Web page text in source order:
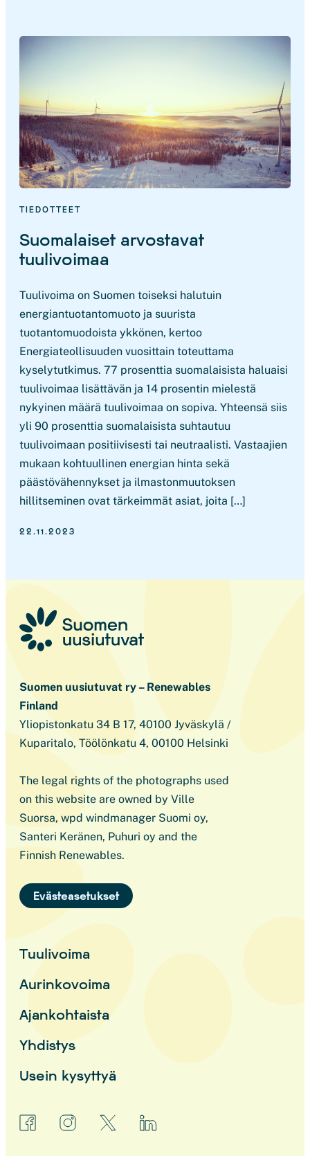
TIEDOTTEET
Suomalaiset arvostavat
tuulivoimaa
Tuulivoima on Suomen toiseksi halutuin
energiantuotantomuoto ja suurista
tuotantomuodoista ykkönen, kertoo
Energiateollisuuden vuosittain toteuttama
kyselytutkimus. 77 prosenttia suomalaisista haluaisi
tuulivoimaa lisättävän ja 14 prosentin mielestä
nykyinen määrä tuulivoimaa on sopiva. Yhteensä siis
yli 90 prosenttia suomalaisista suhtautuu
tuulivoimaan positiivisesti tai neutraalisti. Vastaajien
mukaan kohtuullinen energian hinta sekä
päästövähennykset ja ilmastonmuutoksen
hillitseminen ovat tärkeimmät asiat, joita […]
22.11.2023
Suomen uusiutuvat ry – Renewables
Finland
Yliopistonkatu 34 B 17, 40100 Jyväskylä /
Kuparitalo, Töölönkatu 4, 00100 Helsinki
The legal rights of the photographs used
on this website are owned by Ville
Suorsa, wpd windmanager Suomi oy,
Santeri Keränen, Puhuri oy and the
Finnish Renewables.
Evästeasetukset
Tuulivoima
Aurinkovoima
Ajankohtaista
Yhdistys
Usein kysyttyä
facebookinstagram linkedin